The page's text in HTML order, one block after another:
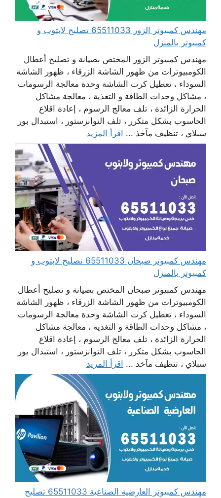
مهندس كمبيوتر الزور 65511033 تصليح لابتوب و
كمبيوتر بالمنزل
مهندس كمبيوتر الزور المختص بصيانة و تصليح أعطال
الكومبيوترات من ظهور الشاشة الزرقاء ، ظهور الشاشة
السوداء ، تعطيل كرت الشاشة وحدة معالجة الرسومات
، مشاكل وحدات الطاقة و التغذية ، معالجة مشاكل
الحرارة الزائدة ، تلف معالج الرسوم ، إعادة اقلاع
الحاسوب بشكل متكرر ، تلف التوانزستور ، استبدال بور
سبلاي ، تنظيف مآخذ ... اقرأ المزيد
مهندس كمبيوتر صبحان 65511033 تصليح لابتوب و
كمبيوتر بالمنزل
مهندس كمبيوتر صبحان المختص بصيانة و تصليح أعطال
الكومبيوترات من ظهور الشاشة الزرقاء ، ظهور الشاشة
السوداء ، تعطيل كرت الشاشة وحدة معالجة الرسومات
، مشاكل وحدات الطاقة و التغذية ، معالجة مشاكل
الحرارة الزائدة ، تلف معالج الرسوم ، إعادة اقلاع
الحاسوب بشكل متكرر ، تلف التوانزستور ، استبدال بور
سبلاي ، تنظيف مآخذ ... اقرأ المزيد
مهندس كمبيوتر العارضية الصناعية 65511033 تصليح